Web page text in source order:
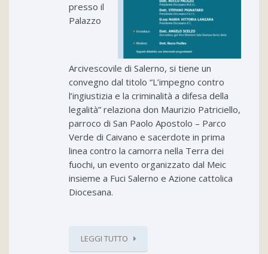
presso il
Palazzo
Arcivescovile di Salerno, si tiene un
convegno dal titolo “L’impegno contro
l’ingiustizia e la criminalità a difesa della
legalità” relaziona don Maurizio Patriciello,
parroco di San Paolo Apostolo – Parco
Verde di Caivano e sacerdote in prima
linea contro la camorra nella Terra dei
fuochi, un evento organizzato dal Meic
insieme a Fuci Salerno e Azione cattolica
Diocesana.
LEGGI TUTTO